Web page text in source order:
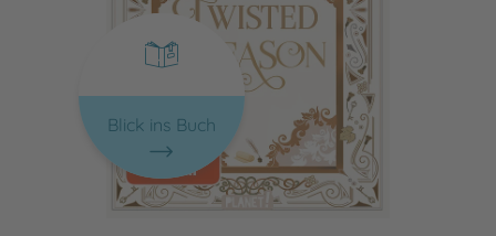
Blick ins Buch